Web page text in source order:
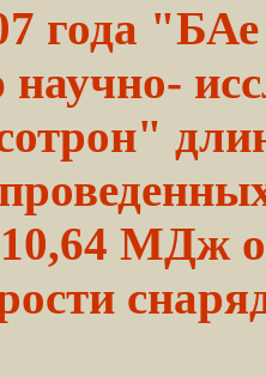
года
10,64 МДж